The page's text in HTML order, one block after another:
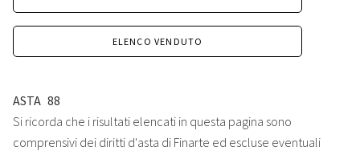
ELENCO VENDUTO
ASTA 88
Si ricorda che i risultati elencati in questa pagina sono
comprensivi dei diritti d'asta di Finarte ed escluse eventuali